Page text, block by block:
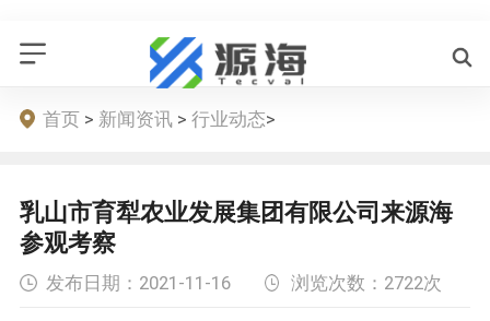
首页 > 新闻资讯 >行业动态>
乳山市育犁农业发展集团有限公司来源海
参观考察
发布日期： 2021-11-16 浏览次数： 2722次